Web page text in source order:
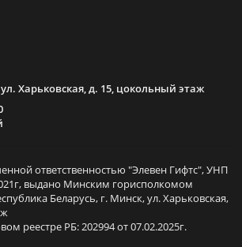
Харьковская, д. 15, цокольный этаж
ответственностью "Элевен Гифтс", УНП
выдано Минским горисполкомом
Беларусь, г. Минск, ул. Харьковская,
реестре РБ: 202994 от 07.02.2025г.